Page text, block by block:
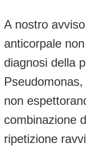
A nostro
anticorpale
diagnosi della
non
combinazione
ripetizione